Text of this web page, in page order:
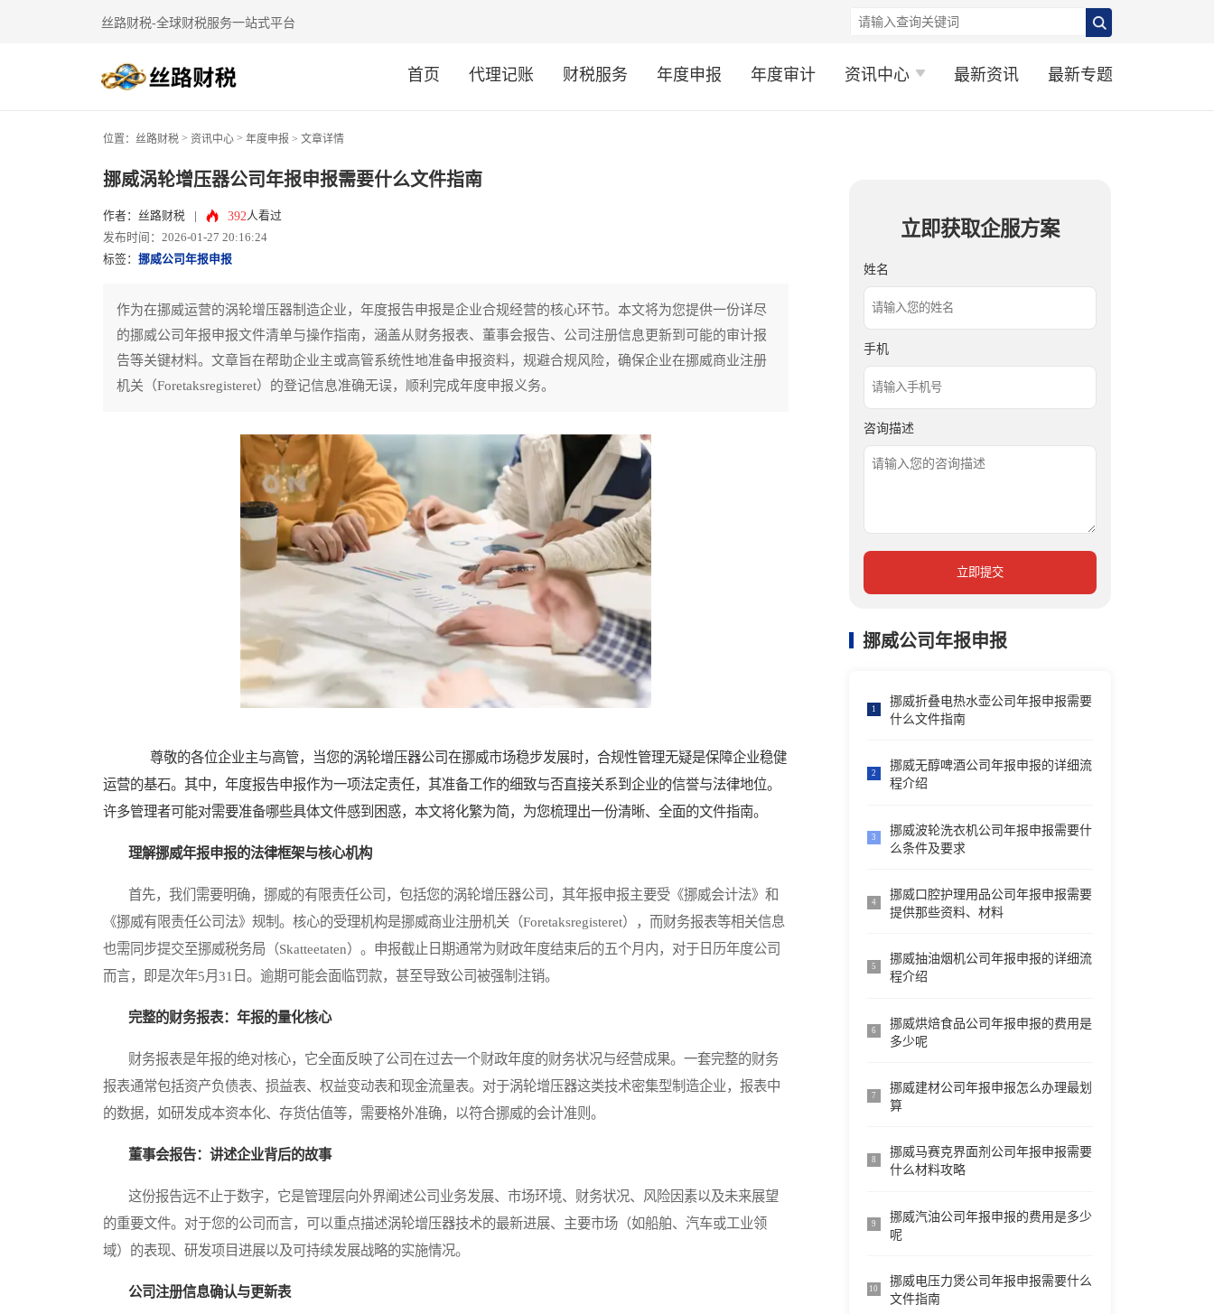
丝路财税-全球财税服务一站式平台
首页 代理记账 财税服务 年度申报 年度审计 资讯中心 最新资讯 最新专题
位置： 丝路财税 > 资讯中心 > 年度申报 > 文章详情
挪威涡轮增压器公司年报申报需要什么文件指南
作者：丝路财税 392人看过
发布时间：2026-01-27 20:16:24
标签： 挪威公司年报申报
作为在挪威运营的涡轮增压器制造企业，年度报告申报是企业合规经营的核心环节。本文将为您提供一份详尽
的挪威公司年报申报文件清单与操作指南，涵盖从财务报表、董事会报告、公司注册信息更新到可能的审计报
告等关键材料。文章旨在帮助企业主或高管系统性地准备申报资料，规避合规风险，确保企业在挪威商业注册
机关（Foretaksregisteret）的登记信息准确无误，顺利完成年度申报义务。
尊敬的各位企业主与高管，当您的涡轮增压器公司在挪威市场稳步发展时，合规性管理无疑是保障企业稳健
运营的基石。其中，年度报告申报作为一项法定责任，其准备工作的细致与否直接关系到企业的信誉与法律地位。
许多管理者可能对需要准备哪些具体文件感到困惑，本文将化繁为简，为您梳理出一份清晰、全面的文件指南。
理解挪威年报申报的法律框架与核心机构
首先，我们需要明确，挪威的有限责任公司，包括您的涡轮增压器公司，其年报申报主要受《挪威会计法》和
《挪威有限责任公司法》规制。核心的受理机构是挪威商业注册机关（Foretaksregisteret），而财务报表等相关信息
也需同步提交至挪威税务局（Skatteetaten）。申报截止日期通常为财政年度结束后的五个月内，对于日历年度公司
而言，即是次年5月31日。逾期可能会面临罚款，甚至导致公司被强制注销。
完整的财务报表：年报的量化核心
财务报表是年报的绝对核心，它全面反映了公司在过去一个财政年度的财务状况与经营成果。一套完整的财务
报表通常包括资产负债表、损益表、权益变动表和现金流量表。对于涡轮增压器这类技术密集型制造企业，报表中
的数据，如研发成本资本化、存货估值等，需要格外准确，以符合挪威的会计准则。
董事会报告：讲述企业背后的故事
这份报告远不止于数字，它是管理层向外界阐述公司业务发展、市场环境、财务状况、风险因素以及未来展望
的重要文件。对于您的公司而言，可以重点描述涡轮增压器技术的最新进展、主要市场（如船舶、汽车或工业领
域）的表现、研发项目进展以及可持续发展战略的实施情况。
公司注册信息确认与更新表
立即获取企服方案
姓名
手机
咨询描述
立即提交
挪威公司年报申报
1
挪威折叠电热水壶公司年报申报需要
什么文件指南
2
挪威无醇啤酒公司年报申报的详细流
程介绍
3
挪威波轮洗衣机公司年报申报需要什
么条件及要求
4
挪威口腔护理用品公司年报申报需要
提供那些资料、材料
5
挪威抽油烟机公司年报申报的详细流
程介绍
6
挪威烘焙食品公司年报申报的费用是
多少呢
7
挪威建材公司年报申报怎么办理最划
算
8
挪威马赛克界面剂公司年报申报需要
什么材料攻略
9
挪威汽油公司年报申报的费用是多少
呢
10
挪威电压力煲公司年报申报需要什么
文件指南